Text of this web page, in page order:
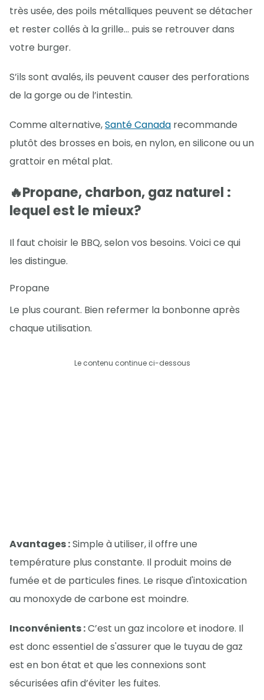
très usée, des poils métalliques peuvent se détacher
et rester collés à la grille… puis se retrouver dans
votre burger.
S’ils sont avalés, ils peuvent causer des perforations
de la gorge ou de l’intestin.
Comme alternative,Santé Canada recommande
plutôt des brosses en bois, en nylon, en silicone ou un
grattoir en métal plat.
🔥Propane, charbon, gaz naturel :
lequel est le mieux?
Il faut choisir le BBQ, selon vos besoins. Voici ce qui
les distingue.
Propane
Le plus courant. Bien refermer la bonbonne après
chaque utilisation.
Le contenu continue ci-dessous
Avantages :Simple à utiliser, il offre une
température plus constante. Il produit moins de
fumée et de particules fines. Le risque d'intoxication
au monoxyde de carbone est moindre.
Inconvénients :C’est un gaz incolore et inodore. Il
est donc essentiel de s'assurer que le tuyau de gaz
est en bon état et que les connexions sont
sécurisées afin d’éviter les fuites.